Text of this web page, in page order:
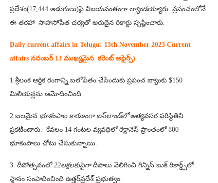
ప్రదేశం(17,444 అడుగులు)పై విజయవంతంగా ల్యాండయ్యారు. ప్రపంచంలోనే
ఈ తరహా సాహసోపేత చర్యతో అరుదైన రికార్డు సృష్టించారు.
Daily current affairs in Telugu: 13th November 2023 Current
affairs నవంబర్ 13 ముఖ్యమైన కరెంట్ అఫైర్స్‌)
1.శ్రీలంక ఆర్థిక రంగాన్ని బలోపేతం చేసేందుకు ప్రపంచ బ్యాంకు $150
మిలియన్లను ఆమోదించింది.
2.బలమైన భూకంపాల కారణంగా ఐస్‌లాండ్‌లోఅత్యవసర పరిస్థితిని
ప్రకటించారు. కేవలం 14 గంటల వ్యవధిలో రెక్జానెస్‌ ప్రాంతంలో 800
భూకంపాలు చోటు చేసుకున్నాయి.
3. దీపోత్సవంలో 22లక్షలకుపైగాదీపాలు వెలిగించి గిన్నిస్ బుక్ రికార్డ్స్​లో
స్థానం సంపాదించింది ఉత్తర్​ప్రదేశ్ ప్రభుత్వం.